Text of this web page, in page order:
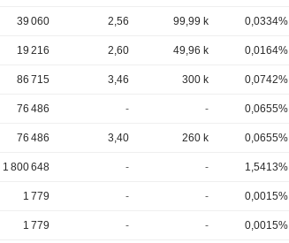
39 060 2,56 99,99 k 0,0334%
19 216 2,60 49,96 k 0,0164%
86 715 3,46 300 k 0,0742%
76 486 - - 0,0655%
76 486 3,40 260 k 0,0655%
1 800 648 - - 1,5413%
1 779 - - 0,0015%
1 779 - - 0,0015%